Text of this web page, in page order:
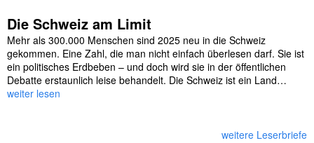
Die Schweiz am Limit
Mehr als 300.000 Menschen sind 2025 neu in die Schweiz
gekommen. Eine Zahl, die man nicht einfach überlesen darf. Sie ist
ein politisches Erdbeben – und doch wird sie in der öffentlichen
Debatte erstaunlich leise behandelt. Die Schweiz ist ein Land…
weiter lesen
weitere Leserbriefe